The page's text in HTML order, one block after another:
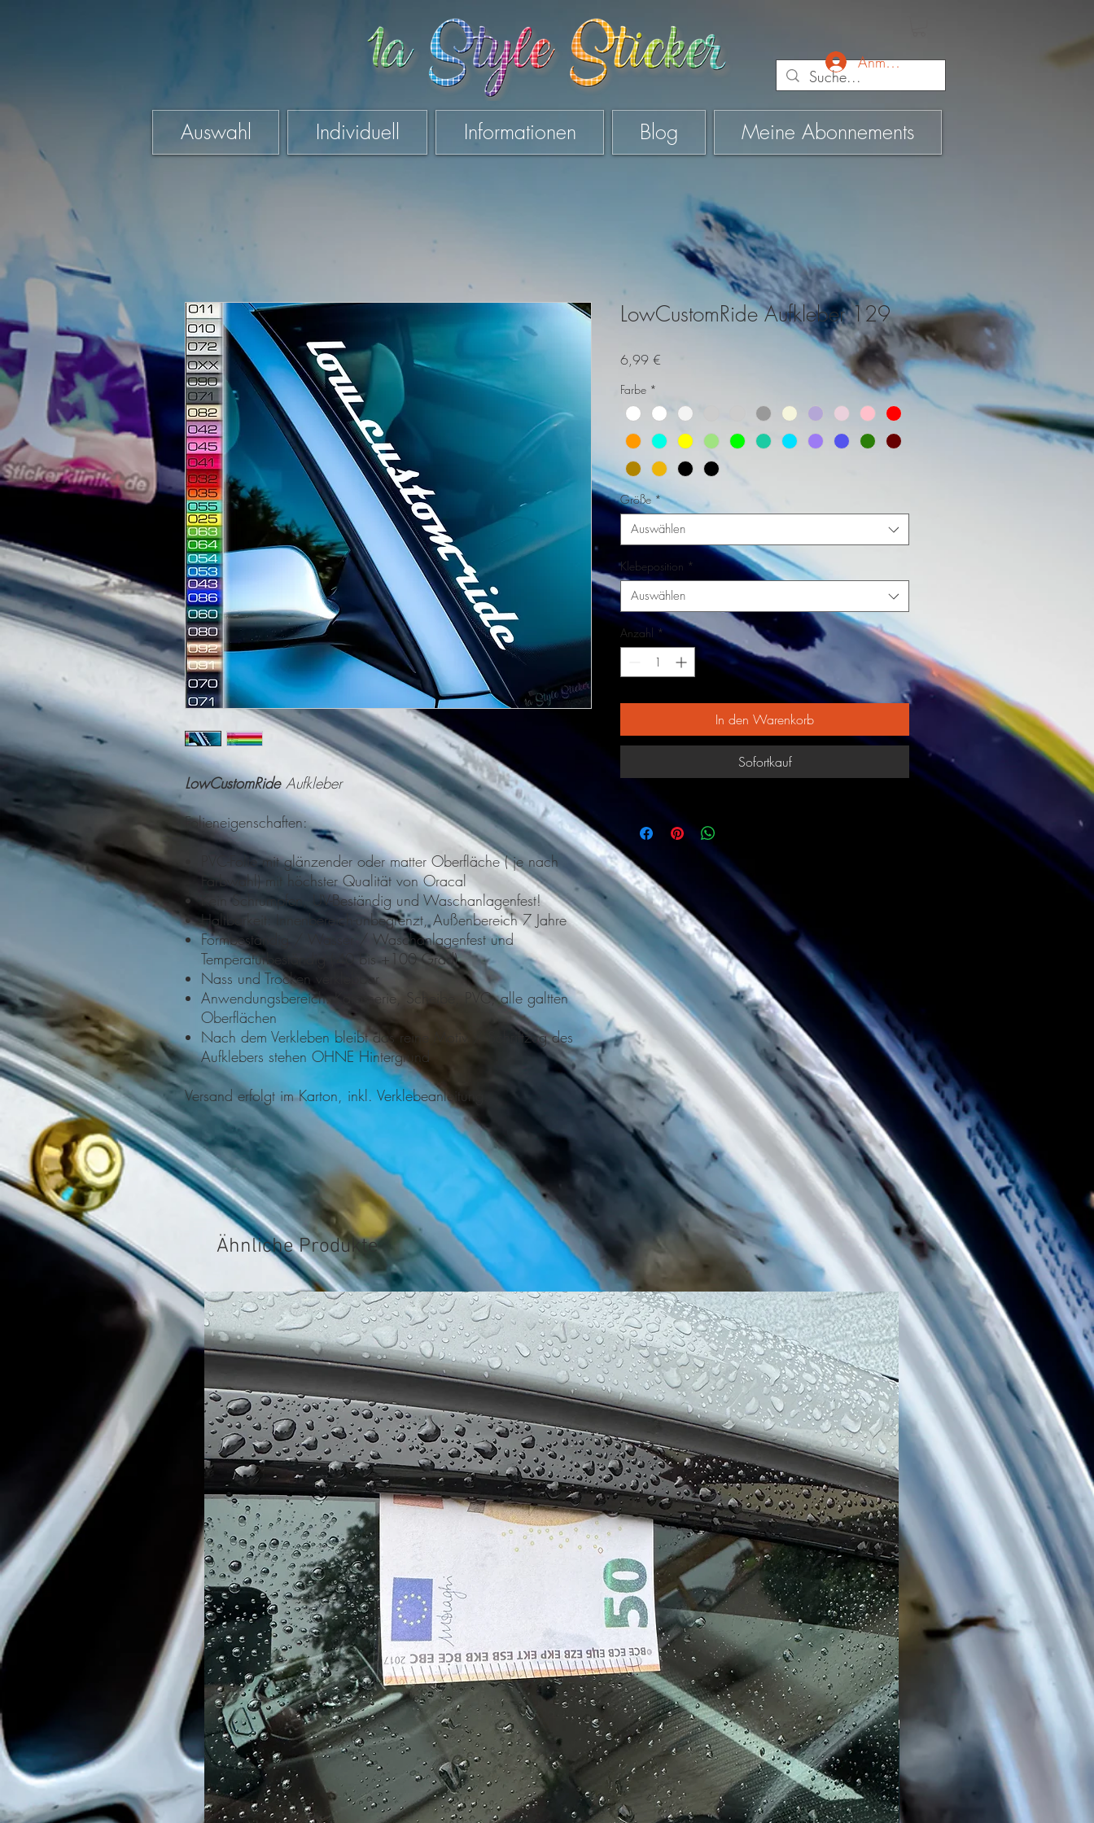
Anmelden
Auswahl Individuell Informationen Blog Meine Abonnements
LowCustomRideAufkleber
Folieneigenschaften:
PVC-Folie mit glänzender oder matter Oberfläche ( je nach
Farbwahl) mit höchster Qualität von Oracal
Kein Schrumpfen, UV-Beständig und Waschanlagenfest!
Haltbarkeit: Innenbereich-unbegrenzt, Außenbereich 7 Jahre
Formbeständig / Wasser / Waschanlagenfest und
Temperaturbeständig (-40 bis +100 Grad)
Nass und Trocken verklebbar
Anwendungsbereich: Karosserie, Scheibe, PVC, alle galtten
Oberflächen
Nach dem Verkleben bleibt das reine Motiv / Schriftzug des
Aufklebers stehen OHNE Hintergrund
Versand erfolgt im Karton, inkl. Verklebeanleitung.
LowCustomRide Aufkleber 129
6,99 €
Farbe *
Größe *
Auswählen
Klebeposition *
Auswählen
Anzahl *
In den Warenkorb
Sofortkauf
Ähnliche Produkte